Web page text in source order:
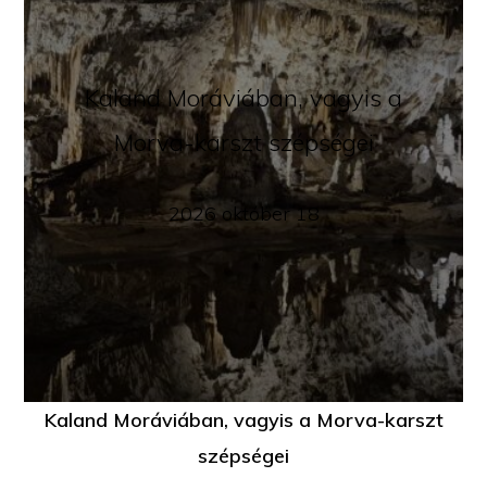
Kaland Moráviában, vagyis a
Morva-karszt szépségei
2026 október 18
Kaland Moráviában, vagyis a Morva-karszt
szépségei